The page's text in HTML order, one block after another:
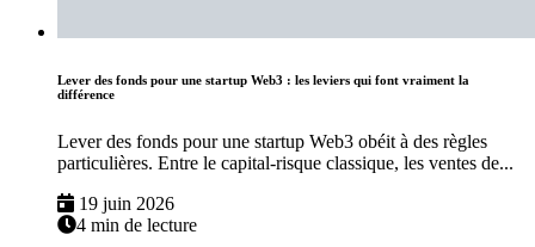
Lever des fonds pour une startup Web3 : les leviers qui font vraiment la
différence
Lever des fonds pour une startup Web3 obéit à des règles
particulières. Entre le capital-risque classique, les ventes de...
19 juin 2026
4 min de lecture